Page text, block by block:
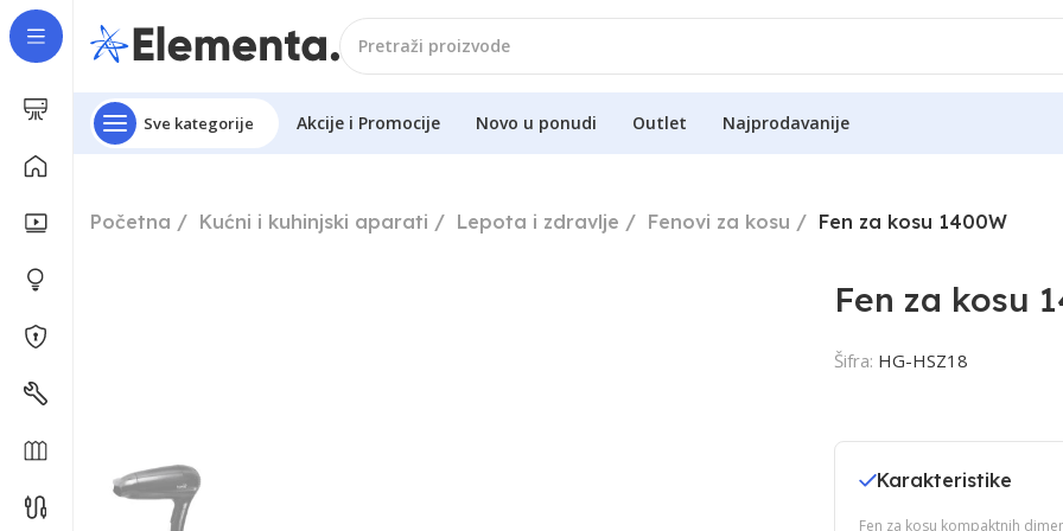
Sve kategorije Akcije i Promocije Novo u ponudi Outlet Najprodavanije
Početna Kućni i kuhinjski aparati Lepota i zdravlje Fenovi za kosu Fen za kosu 1400W
Fen za kosu
Šifra: HG-HSZ18
Karakteristike
Fen za kosu kompaktnih